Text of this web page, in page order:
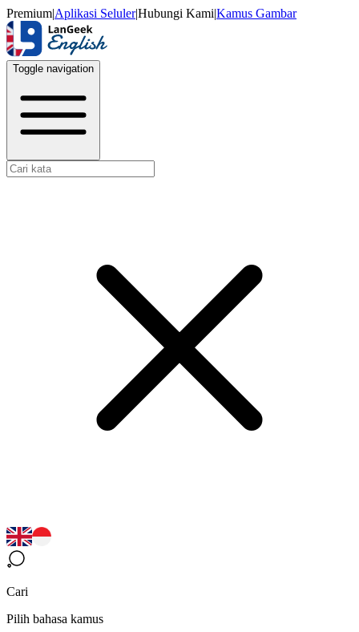
Premium|Aplikasi Seluler|Hubungi Kami|Kamus Gambar
Toggle navigation
Cari
Pilih bahasa kamus